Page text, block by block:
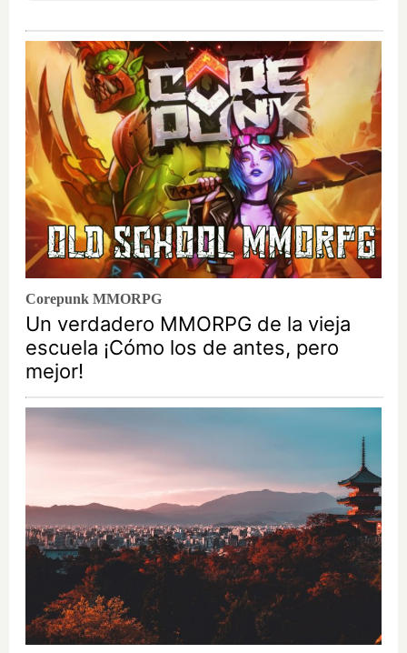
Corepunk MMORPG
Un verdadero MMORPG de la vieja
escuela ¡Cómo los de antes, pero
mejor!